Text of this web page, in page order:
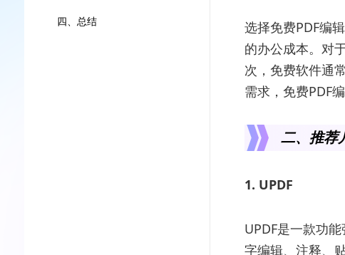
四、总结
选择免费PDF编
的办公成本。对
次，免费软件通
需求，免费PDF
二、推荐
1. UPDF
UPDF是一款功
字编辑、注释、